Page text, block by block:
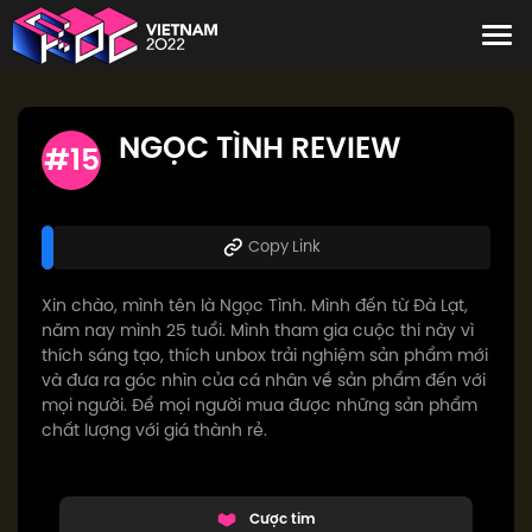
#15 NGỌC TÌNH REVIEW
Copy Link
Xin chào, mình tên là Ngọc Tình. Mình đến từ Đà Lạt,
năm nay mình 25 tuổi. Mình tham gia cuộc thi này vì
thích sáng tạo, thích unbox trải nghiệm sản phẩm mới
và đưa ra góc nhìn của cá nhân về sản phẩm đến với
mọi người. Để mọi người mua được những sản phẩm
chất lượng với giá thành rẻ.
Cược tim